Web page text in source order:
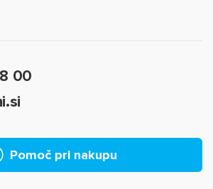
00
Pomoč pri nakupu
želja morate biti prijavljeni.